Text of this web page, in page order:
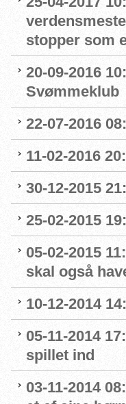
stopper som
20-09-2016
Svømmeklub
22-07-2016
11-02-2016
30-12-2015
25-02-2015
05-02-2015
skal også
10-12-2014
05-11-2014
spillet ind
03-11-2014